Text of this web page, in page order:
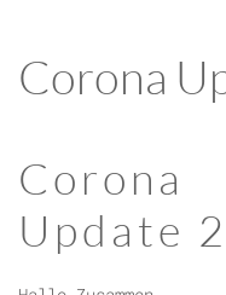
Corona
Corona
Update